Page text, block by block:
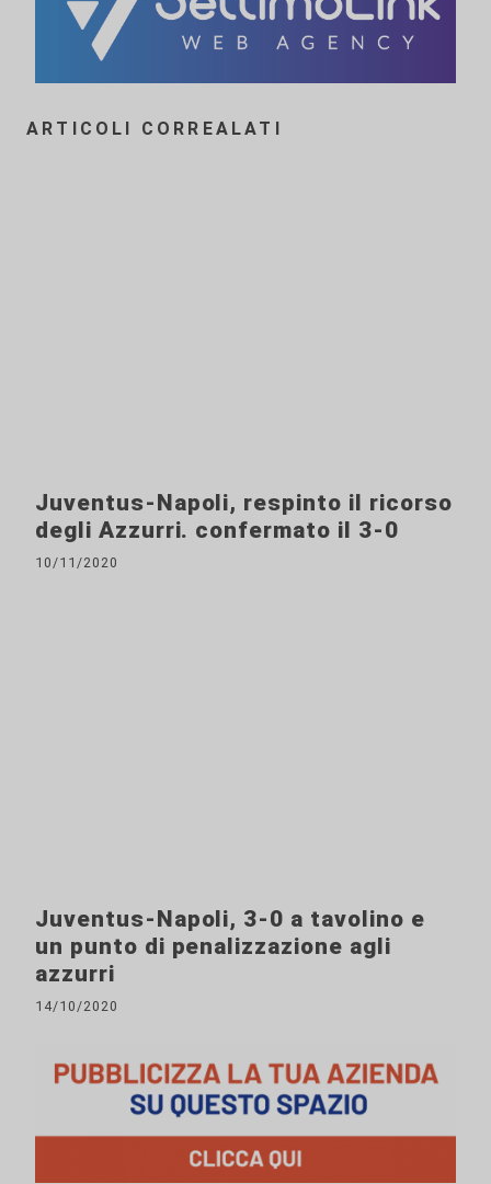
ARTICOLI CORREALATI
Juventus-Napoli, respinto il ricorso
degli Azzurri. confermato il 3-0
10/11/2020
Juventus-Napoli, 3-0 a tavolino e
un punto di penalizzazione agli
azzurri
14/10/2020